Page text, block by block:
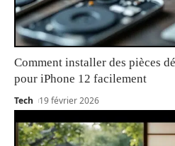
Comment installer des pièces
pour iPhone 12 facilement
Tech 19 février 2026